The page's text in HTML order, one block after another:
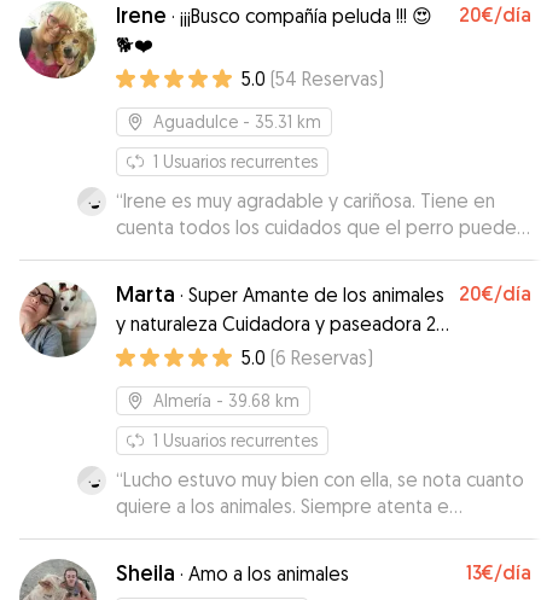
Irene · ¡¡¡Busco compañía peluda !!! 😍
🐕❤️
20€/día
5.0 (54 Reservas)
Aguadulce - 35.31 km
1 Usuarios recurrentes
“Irene es muy agradable y cariñosa. Tiene en
cuenta todos los cuidados que el perro puede
necesitar. Es también muy cariñosa con los
perritos.
Marta · Super Amante de los animales
y naturaleza Cuidadora y paseadora 24
horas
20€/día
5.0 (6 Reservas)
Almería - 39.68 km
1 Usuarios recurrentes
“Lucho estuvo muy bien con ella, se nota cuanto
quiere a los animales. Siempre atenta e
informándome de todo. Repetiremos seguro!”
Sheila · Amo a los animales 13€/día